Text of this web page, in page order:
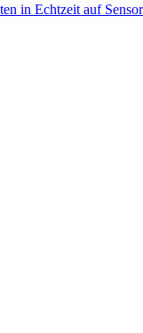
in Echtzeit auf